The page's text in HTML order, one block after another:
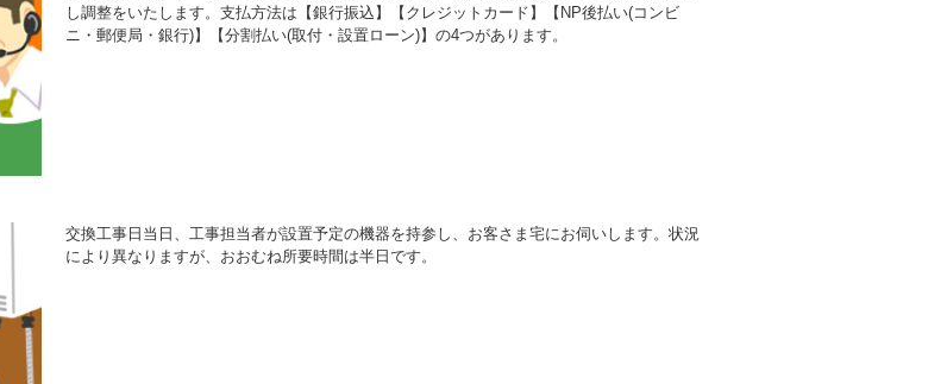
し調整をいたします。支払方法は【銀行振込】【クレジットカード】【NP後払い(コンビ
ニ・郵便局・銀行)】【分割払い(取付・設置ローン)】の4つがあります。
交換工事日当日、工事担当者が設置予定の機器を持参し、お客さま宅にお伺いします。状況
により異なりますが、おおむね所要時間は半日です。